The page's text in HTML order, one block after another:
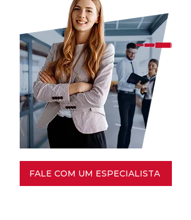
FALE COM UM ESPECIALISTA